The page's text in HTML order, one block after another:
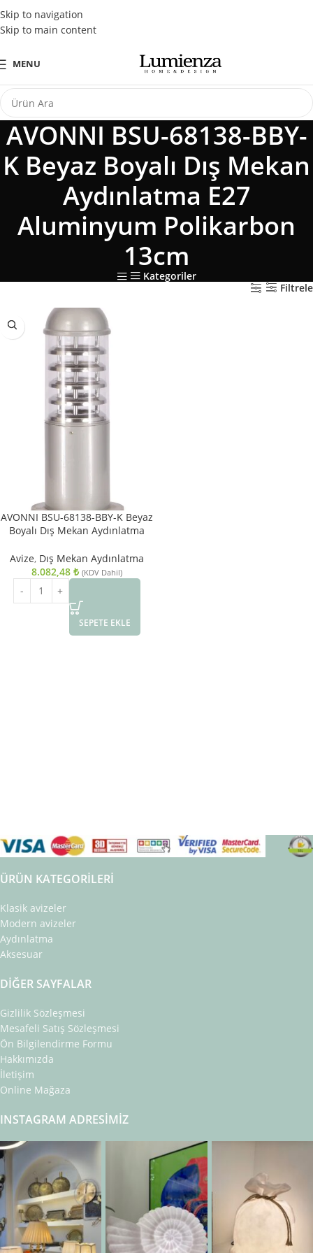
Skip to navigation
Skip to main content
Tüm Kredi Kartlarına Peşin Fiyatına 3 Taksit Fırsatı
MENU
AVONNI BSU-68138-BBY-
K Beyaz Boyalı Dış Mekan
Aydınlatma E27
Aluminyum Polikarbon
13cm
Kategoriler
Filtrele
AVONNI BSU-68138-BBY-K Beyaz
Boyalı Dış Mekan Aydınlatma
13cm
Avize, Dış Mekan Aydınlatma
8.082,48 ₺ (KDV Dahil)
SEPETE EKLE
ÜRÜN KATEGORILERI
Klasik avizeler
Modern avizeler
Aydınlatma
Aksesuar
DIĞER SAYFALAR
Gizlilik Sözleşmesi
Mesafeli Satış Sözleşmesi
Ön Bilgilendirme Formu
Hakkımızda
İletişim
Online Mağaza
INSTAGRAM ADRESIMIZ